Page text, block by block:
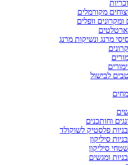
מקורמלים
וופלים
מרנג ונשיקות מרנג
לבישול
וחותכנים
פלסטיק לשוקולד
סיליקון
סיליקון
ומגשים